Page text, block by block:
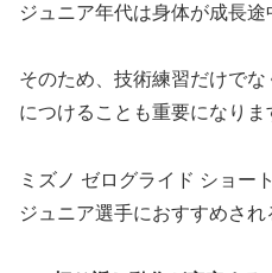
ジュニア年代は身体が成長途
そのため、技術練習だけで
につけることも重要になりま
ミズノ ゼログライド ショー
ジュニア選手におすすめされ